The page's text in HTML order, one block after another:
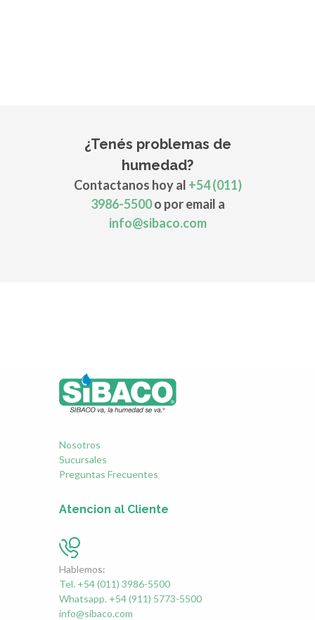
¿Tenés problemas de
humedad?
Contactanos hoy al +54 (011)
3986-5500o por email a
info@sibaco.com
Nosotros
Sucursales
Preguntas Frecuentes
Atencion al Cliente
Hablemos:
Tel. +54 (011) 3986-5500
Whatsapp. +54 (911) 5773-5500
info@sibaco.com